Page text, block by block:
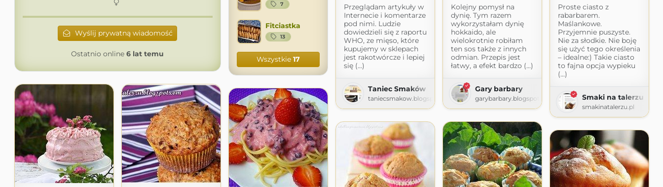
Wyślij prywatną wiadomość
Ostatnio online 6 lat temu
7
Fitciastka
13
Wszystkie 17
Przeglądam artykuły w
Internecie i komentarze
pod nimi. Ludzie
dowiedzieli się z raportu
WHO, ze mięso, które
kupujemy w sklepach
jest rakotwórcze i lepiej
się (...)
Taniec Smaków
taniecsmakow.blogspot.com
Kolejny pomysł na
dynię. Tym razem
wykorzystałam dynię
hokkaido, ale
wielokrotnie robiłam
ten sos także z innych
odmian. Przepis jest
łatwy, a efekt bardzo (...)
Gary barbary
garybarbary.blogspot.com
Proste ciasto z
rabarbarem.
Maślankowe.
Przyjemnie puszyste.
Nie za słodkie. Nie boję
się użyć tego określenia
– idealne:) Takie ciasto
to fajna opcja wypieku
(...)
Smaki na talerzu
smakinatalerzu.pl